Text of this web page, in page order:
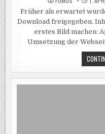
Früher als erwartet
Download freigegeben.
erstes Bild machen:
Umsetzung der